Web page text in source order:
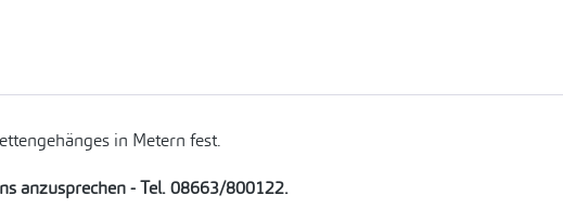
in Metern fest.
anzusprechen - Tel. 08663/800122.